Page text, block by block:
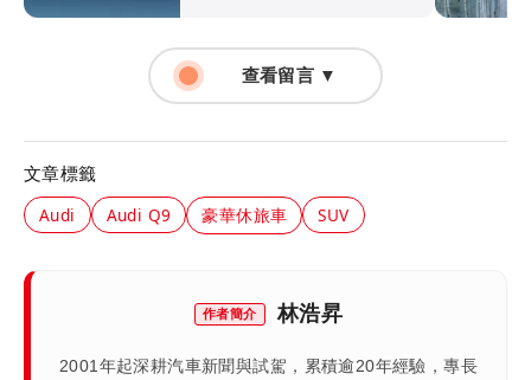
查看留言 ▼
文章標籤
Audi Audi Q9 豪華休旅車 SUV
作者簡介 林浩昇
2001年起深耕汽車新聞與試駕，累積逾20年經驗，專長